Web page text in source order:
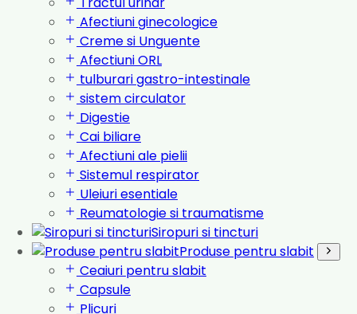
Afectiuni ginecologice
Creme si Unguente
Afectiuni ORL
tulburari gastro-intestinale
sistem circulator
Digestie
Cai biliare
Afectiuni ale pielii
Sistemul respirator
Uleiuri esentiale
Reumatologie si traumatisme
Siropuri si tincturi
Produse pentru slabit
Ceaiuri pentru slabit
Capsule
Plicuri